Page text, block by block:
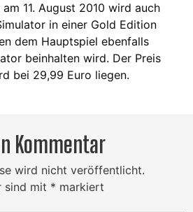
11. August 2010 wird auch
in einer Gold Edition
dem Hauptspiel ebenfalls
beinhalten wird. Der Preis
bei 29,99 Euro liegen.
Kommentar
wird nicht veröffentlicht.
sind mit * markiert